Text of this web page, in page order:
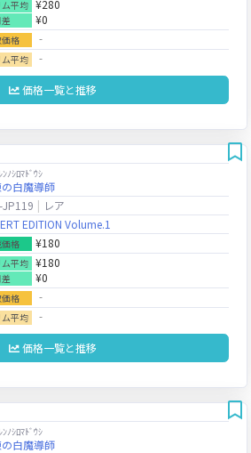
ム平均 ¥280
差 ¥0
価格 ‐
ム平均 ‐
価格一覧と推移
ﾝﾉｼﾛﾏﾄﾞｳｼ
白魔導師
JP119
レア
EDITION Volume.1
価格 ¥180
ム平均 ¥180
差 ¥0
価格 ‐
ム平均 ‐
価格一覧と推移
ﾝﾉｼﾛﾏﾄﾞｳｼ
白魔導師